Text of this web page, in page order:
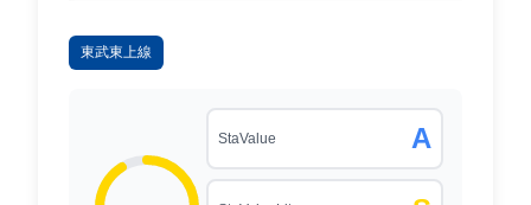
東武東上線
StaValue A